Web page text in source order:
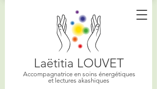
Laëtitia LOUVET
Accompagnatrice en soins énergétiques
et lectures akashiques